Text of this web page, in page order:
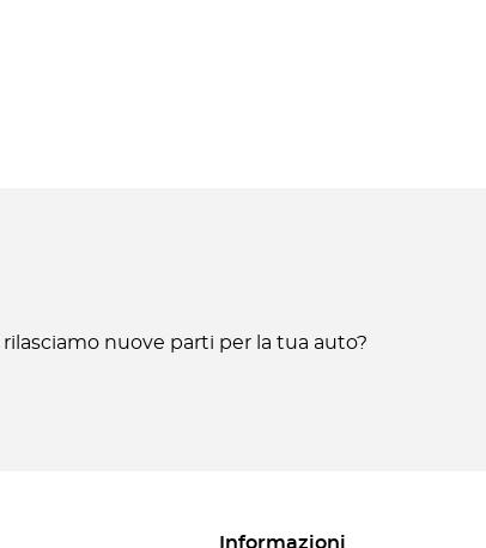
nuove parti per la tua auto?
Informazioni